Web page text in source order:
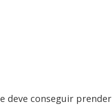
deve conseguir prender